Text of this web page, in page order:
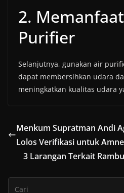
2.
Purifier
Selanjutnya, gunakan air
dapat membersihkan udara
meningkatkan kualitas udara
Menkum Supratman Andi
Lolos Verifikasi untuk
3 Larangan Terkait